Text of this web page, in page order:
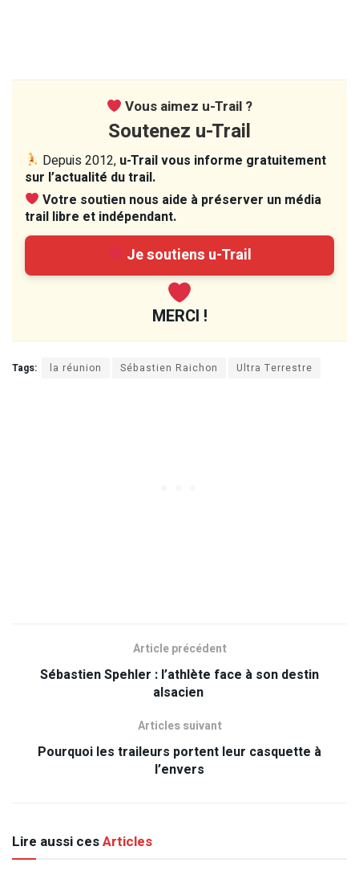
Vous aimez u-Trail ?
Soutenez u-Trail
Depuis 2012, u-Trail vous informe gratuitement
sur l’actualité du trail.
Votre soutien nous aide à préserver un média
trail libre et indépendant.
Je soutiens u-Trail
MERCI !
Tags: la réunion Sébastien Raichon Ultra Terrestre
Article précédent
Sébastien Spehler : l’athlète face à son destin
alsacien
Articles suivant
Pourquoi les traileurs portent leur casquette à
l’envers
Lire aussi cesArticles